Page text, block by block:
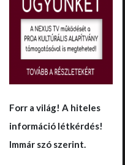
Forr a világ! A hiteles
információ létkérdés!
Immár szó szerint.